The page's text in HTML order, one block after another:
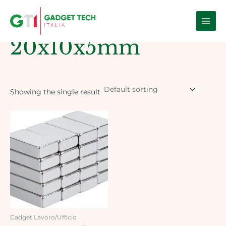
Main
Home / Products tagged “20x10x5mm”
20x10x5mm
Showing the single result
Gadget Lavoro/Ufficio